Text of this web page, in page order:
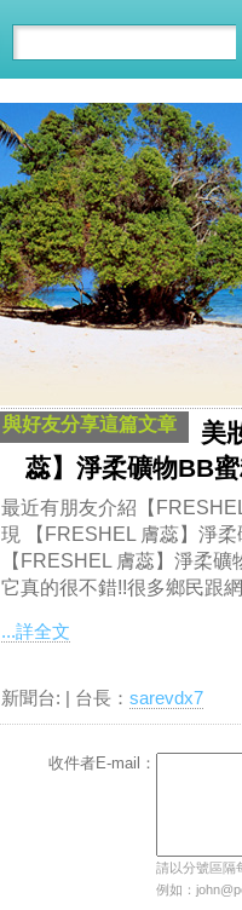
與好友分享這篇文章
美
蕊】淨柔礦物BB
最近有朋友介紹【
現 【FRESHEL 膚蕊】淨
【FRESHEL 膚蕊】淨柔
它真的很不錯!!很多鄉民跟
...詳全文
新聞台: | 台長： sarevdx7
收件者E-mail：
請以分號區隔
例如：